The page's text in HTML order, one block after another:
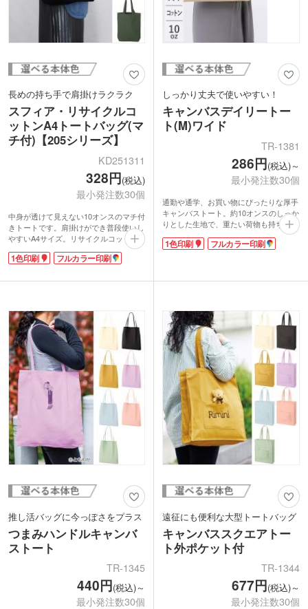
長めの持ち手で肩掛けラクラク
スフィア・リサイクルコ
ットンA4トートバッグ(マ
チ付)【205シリーズ】
KD251311
328円(税込)
最小発注数30個
中身が透けて見えない10オンスのマチ付
きトートです。肩掛けができ普段使いし
やすいA4サイズ。リサイクルコットン
を使っているのでSDGs啓発活動のキャ
ンペーン・イベントの参加特典、ノベル
しやすく販促効果も期待できます。
ーキの3色から選べます。
1色印刷 フルカラー印刷
しっかり丈夫で使いやすい！
キャンバスデイリートー
ト(M)ワイド
TR-1381
286円(税込)～
最小発注数30個
通勤や通学、お買い物にぴったりな厚手
キャンバストート。約10オンスのしっか
りとした生地で、重たい荷物も持ち運び
やすい！A4サイズ対応で底マチあり。約
10Lの大容量設計です。ワイドタイプな
る長めの持ち手で持ち運びが快適です。
やかに再現できます。オリジナルグッズ
の制作にもおすすめです。
1色印刷 フルカラー印刷
推し活バッグに今っぽさをプラス
つまみハンドルキャンバ
ストート
TR-1345
440円(税込)～
最小発注数30個
遠征にも便利な大型トートバッグ
キャンバススクエアトー
ト外ポケット付
TR-1344
677円(税込)～
最小発注数30個